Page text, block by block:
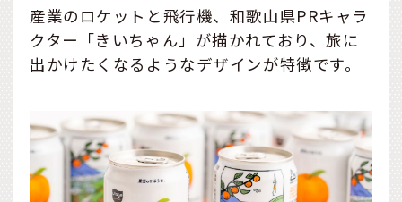
産業のロケットと飛行機、和歌山県PRキャラ
クター「きいちゃん」が描かれており、旅に
出かけたくなるようなデザインが特徴です。